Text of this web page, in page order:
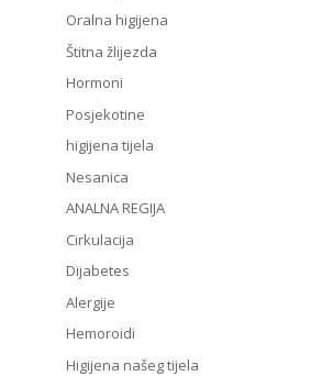
Oralna higijena
Štitna žlijezda
Hormoni
Posjekotine
higijena tijela
Nesanica
ANALNA REGIJA
Cirkulacija
Dijabetes
Alergije
Hemoroidi
Higijena našeg tijela